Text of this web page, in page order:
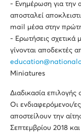
- Ενημέρωση για την
αποσταλεί
mail μέσα στην
- Ερωτήσεις σχετικά
γίνονται αποδεκτές
Miniatures
Διαδικασία επιλογής
Οι ενδιαφερόμενοι/
αποστείλουν την
Σεπτεμβρίου 2018